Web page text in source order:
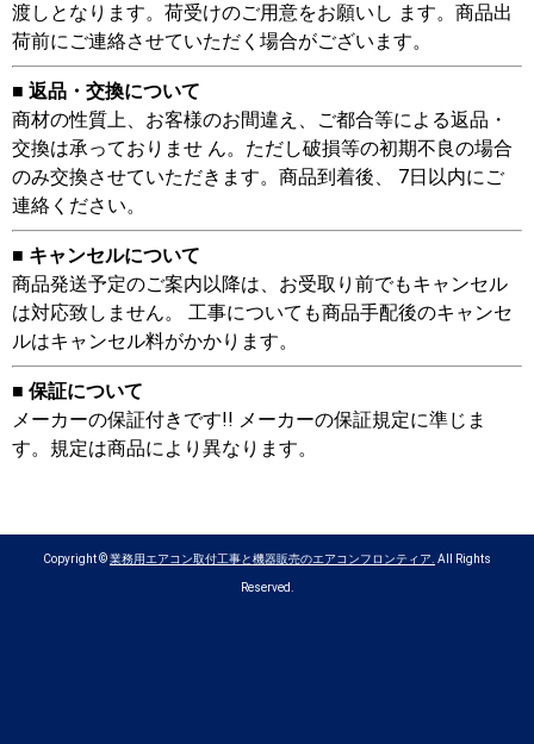
渡しとなります。荷受けのご用意をお願いし ます。商品出
荷前にご連絡させていただく場合がございます。
■ 返品・交換について
商材の性質上、お客様のお間違え、ご都合等による返品・
交換は承っておりませ ん。ただし破損等の初期不良の場合
のみ交換させていただきます。商品到着後、 7日以内にご
連絡ください。
■ キャンセルについて
商品発送予定のご案内以降は、お受取り前でもキャンセル
は対応致しません。 工事についても商品手配後のキャンセ
ルはキャンセル料がかかります。
■ 保証について
メーカーの保証付きです!! メーカーの保証規定に準じま
す。規定は商品により異なります。
Copyright ©業務用エアコン取付工事と機器販売のエアコンフロンティア. All Rights
Reserved.